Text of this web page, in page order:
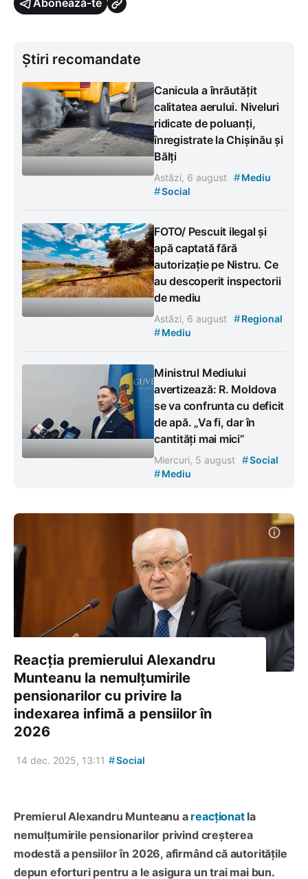
Abonează-te
Știri recomandate
Canicula a înrăutățit
calitatea aerului. Niveluri
ridicate de poluanți,
înregistrate la Chișinău și
Bălți
Astăzi, 6 august #Mediu
#Social
FOTO/ Pescuit ilegal și
apă captată fără
autorizație pe Nistru. Ce
au descoperit inspectorii
de mediu
Astăzi, 6 august #Regional
#Mediu
Ministrul Mediului
avertizează: R. Moldova
se va confrunta cu deficit
de apă. „Va fi, dar în
cantități mai mici”
Miercuri, 5 august #Social
#Mediu
Reacția premierului Alexandru
Munteanu la nemulțumirile
pensionarilor cu privire la
indexarea infimă a pensiilor în
2026
14 dec. 2025, 13:11 #Social
Premierul Alexandru Munteanu a reacționatla
nemulțumirile pensionarilor privind creșterea
modestă a pensiilor în 2026, afirmând că autoritățile
depun eforturi pentru a le asigura un trai mai bun.